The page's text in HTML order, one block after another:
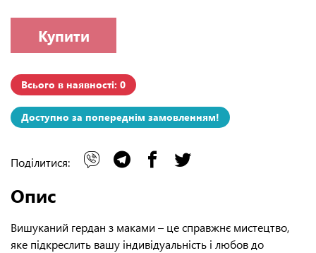
Купити
Всього в наявності: 0
Доступно за попереднім замовленням!
Поділитися:
Опис
Вишуканий гердан з маками – це справжнє мистецтво,
яке підкреслить вашу індивідуальність і любов до